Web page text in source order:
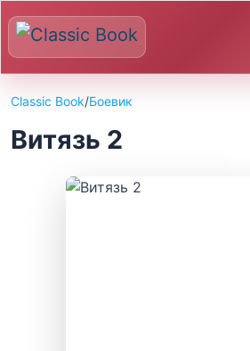
Classic Book/Боевик
Витязь 2